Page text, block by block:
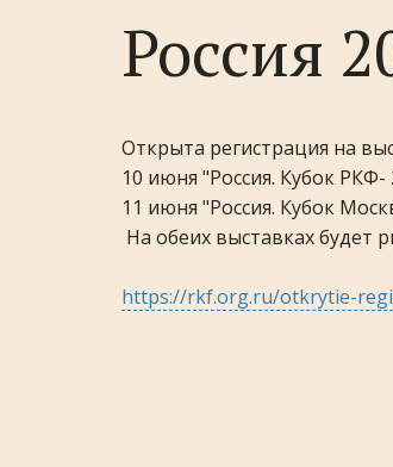
Россия
Открыта регистрация на
10 июня "Россия. Кубок РКФ-
11 июня "Россия. Кубок
На обеих выставках будет
https://rkf.org.ru/otkrytie-